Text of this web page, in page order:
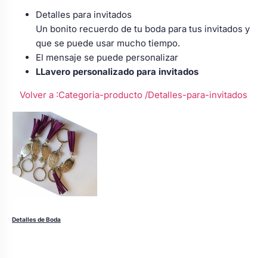
Detalles para invitados
Un bonito recuerdo de tu boda para tus invitados y
que se puede usar mucho tiempo.
El mensaje se puede personalizar
LLavero personalizado para invitados
Volver a :Categoria-producto /Detalles-para-invitados
Detalles de Boda